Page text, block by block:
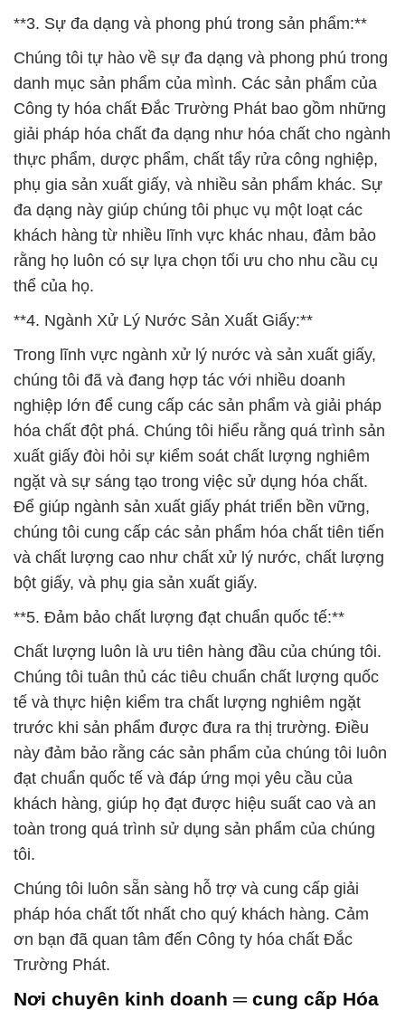
**3. Sự đa dạng và phong phú trong sản phẩm:**
Chúng tôi tự hào về sự đa dạng và phong phú trong
danh mục sản phẩm của mình. Các sản phẩm của
Công ty hóa chất Đắc Trường Phát bao gồm những
giải pháp hóa chất đa dạng như hóa chất cho ngành
thực phẩm, dược phẩm, chất tẩy rửa công nghiệp,
phụ gia sản xuất giấy, và nhiều sản phẩm khác. Sự
đa dạng này giúp chúng tôi phục vụ một loạt các
khách hàng từ nhiều lĩnh vực khác nhau, đảm bảo
rằng họ luôn có sự lựa chọn tối ưu cho nhu cầu cụ
thể của họ.
**4. Ngành Xử Lý Nước Sản Xuất Giấy:**
Trong lĩnh vực ngành xử lý nước và sản xuất giấy,
chúng tôi đã và đang hợp tác với nhiều doanh
nghiệp lớn để cung cấp các sản phẩm và giải pháp
hóa chất đột phá. Chúng tôi hiểu rằng quá trình sản
xuất giấy đòi hỏi sự kiểm soát chất lượng nghiêm
ngặt và sự sáng tạo trong việc sử dụng hóa chất.
Để giúp ngành sản xuất giấy phát triển bền vững,
chúng tôi cung cấp các sản phẩm hóa chất tiên tiến
và chất lượng cao như chất xử lý nước, chất lượng
bột giấy, và phụ gia sản xuất giấy.
**5. Đảm bảo chất lượng đạt chuẩn quốc tế:**
Chất lượng luôn là ưu tiên hàng đầu của chúng tôi.
Chúng tôi tuân thủ các tiêu chuẩn chất lượng quốc
tế và thực hiện kiểm tra chất lượng nghiêm ngặt
trước khi sản phẩm được đưa ra thị trường. Điều
này đảm bảo rằng các sản phẩm của chúng tôi luôn
đạt chuẩn quốc tế và đáp ứng mọi yêu cầu của
khách hàng, giúp họ đạt được hiệu suất cao và an
toàn trong quá trình sử dụng sản phẩm của chúng
tôi.
Chúng tôi luôn sẵn sàng hỗ trợ và cung cấp giải
pháp hóa chất tốt nhất cho quý khách hàng. Cảm
ơn bạn đã quan tâm đến Công ty hóa chất Đắc
Trường Phát.
Nơi chuyên kinh doanh ═ cung cấp Hóa